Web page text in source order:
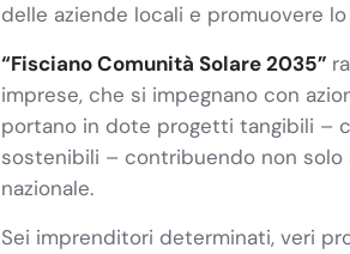
delle aziende locali e promuovere
“Fisciano Comunità Solare 2035”
imprese, che si impegnano con
portano in dote progetti tangibili –
sostenibili – contribuendo non solo
nazionale.
Sei imprenditori determinati, veri